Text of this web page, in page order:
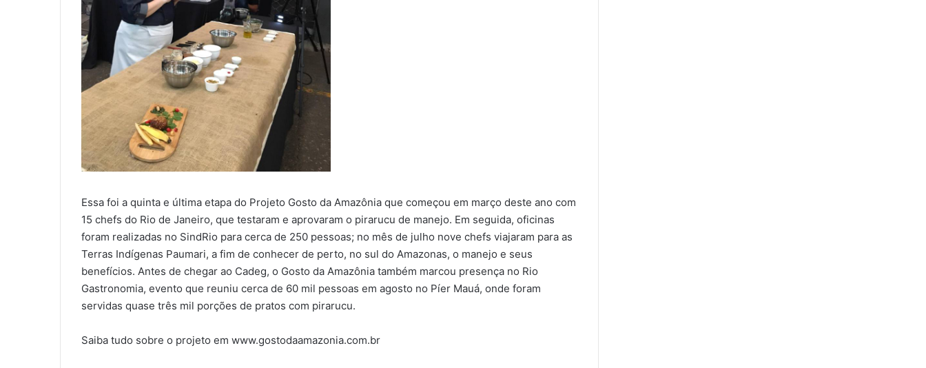
Essa foi a quinta e última etapa do Projeto Gosto da Amazônia que começou em março deste ano com
15 chefs do Rio de Janeiro, que testaram e aprovaram o pirarucu de manejo. Em seguida, oficinas
foram realizadas no SindRio para cerca de 250 pessoas; no mês de julho nove chefs viajaram para as
Terras Indígenas Paumari, a fim de conhecer de perto, no sul do Amazonas, o manejo e seus
benefícios. Antes de chegar ao Cadeg, o Gosto da Amazônia também marcou presença no Rio
Gastronomia, evento que reuniu cerca de 60 mil pessoas em agosto no Píer Mauá, onde foram
servidas quase três mil porções de pratos com pirarucu.
Saiba tudo sobre o projeto em www.gostodaamazonia.com.br